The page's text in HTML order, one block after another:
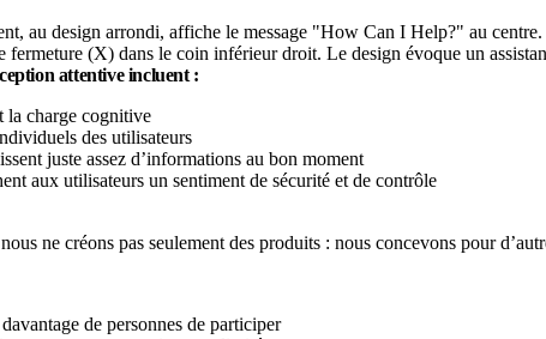
attentive incluent :
la charge cognitive
des utilisateurs
juste assez d’informations au bon moment
aux utilisateurs un sentiment de sécurité et de contrôle
ne créons pas seulement des produits : nous concevons pour
de personnes de participer